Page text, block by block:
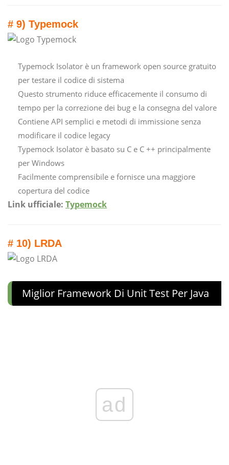
# 9) Typemock
Typemock Isolator è un framework open source gratuito
per testare il codice di sistema
Questo strumento riduce efficacemente il consumo di
tempo per la correzione dei bug e la consegna del valore
Contiene API semplici e metodi di immissione senza
modificare il codice legacy
Typemock Isolator è basato su C e C ++ principalmente
per Windows
Facilmente comprensibile e fornisce una maggiore
copertura del codice
Link ufficiale: Typemock
# 10) LRDA
Miglior Framework Di Unit Test Per Java
ad